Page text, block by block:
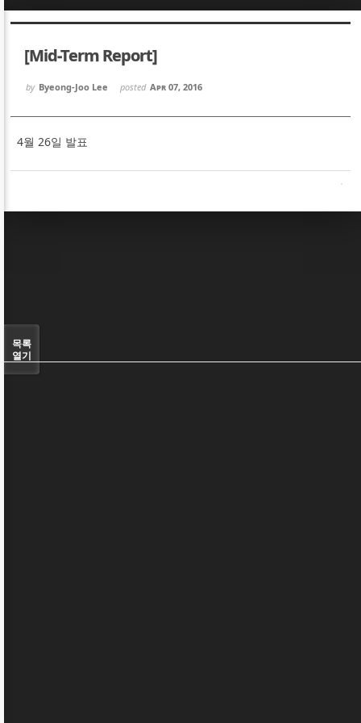
[Mid-Term Report]
by Byeong-Joo Lee posted Apr 07, 2016
4월 26일 발표
목록
열기
Sketchbook5, 스케치북5
Sketchbook5, 스케치북5
Sketchbook5, 스케치북5
Sketchbook5, 스케치북5